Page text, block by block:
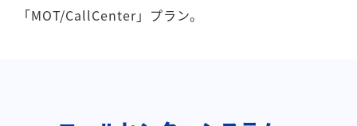
「MOT/CallCenter」プラン。